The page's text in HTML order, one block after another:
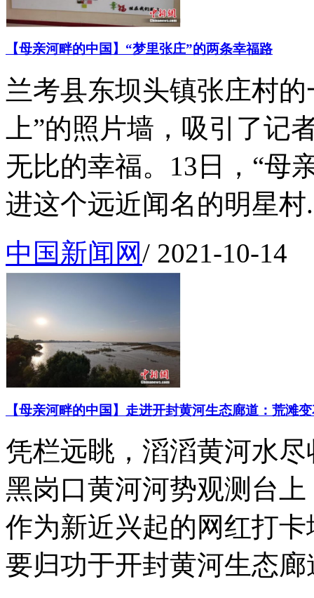
【母亲河畔的中国】“梦里张庄”的两条幸福路
兰考县东坝头镇张庄村
上”的照片墙，吸引了记
无比的幸福。13日，“母
进这个远近闻名的明星村
中国新闻网/ 2021-10-14
【母亲河畔的中国】走进开封黄河生态廊道：荒滩
凭栏远眺，滔滔黄河水
黑岗口黄河河势观测台
作为新近兴起的网红打
要归功于开封黄河生态廊